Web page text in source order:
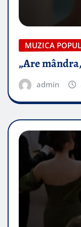
MUZICA
„Are
admin